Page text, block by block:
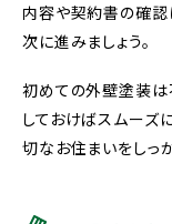
内容や契約書の確認
次に進みましょう。
初めての外壁塗装は
しておけばスムーズ
切なお住まいをしっ